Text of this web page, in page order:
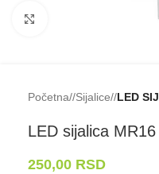
Početna/ Sijalice/ LED
LED sijalica
250,00 RSD